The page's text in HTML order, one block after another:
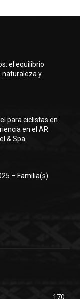
el equilibrio
naturaleza y
para ciclistas en
en el AR
& Spa
– Familia(s)
170